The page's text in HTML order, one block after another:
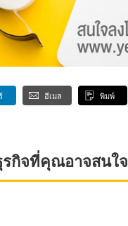
อีเมล พิมพ์
กิจที่คุณอาจสนใจ